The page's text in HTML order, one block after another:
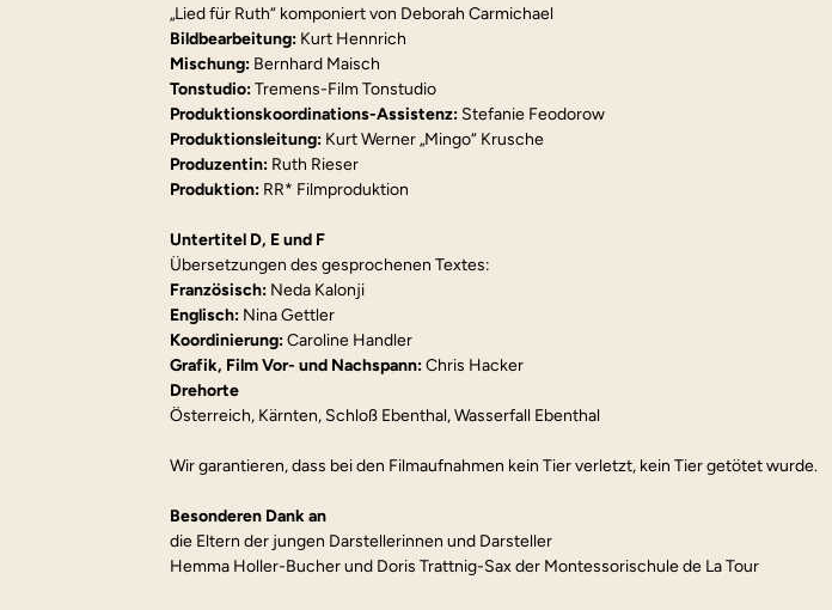
„Lied für Ruth“ komponiert von Deborah Carmichael
Bildbearbeitung: Kurt Hennrich
Mischung: Bernhard Maisch
Tonstudio: Tremens-Film Tonstudio
Produktionskoordinations-Assistenz: Stefanie Feodorow
Produktionsleitung: Kurt Werner „Mingo“ Krusche
Produzentin: Ruth Rieser
Produktion: RR* Filmproduktion
Untertitel D, E und F
Übersetzungen des gesprochenen Textes:
Französisch: Neda Kalonji
Englisch: Nina Gettler
Koordinierung: Caroline Handler
Grafik, Film Vor- und Nachspann: Chris Hacker
Drehorte
Österreich, Kärnten, Schloß Ebenthal, Wasserfall Ebenthal
Wir garantieren, dass bei den Filmaufnahmen kein Tier verletzt, kein Tier getötet wurde.
Besonderen Dank an
die Eltern der jungen Darstellerinnen und Darsteller
Hemma Holler-Bucher und Doris Trattnig-Sax der Montessorischule de La Tour